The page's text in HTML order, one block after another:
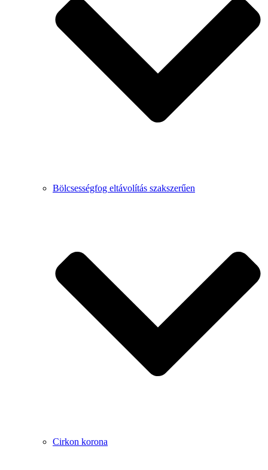
Bölcsességfog eltávolítás szakszerűen
Cirkon korona